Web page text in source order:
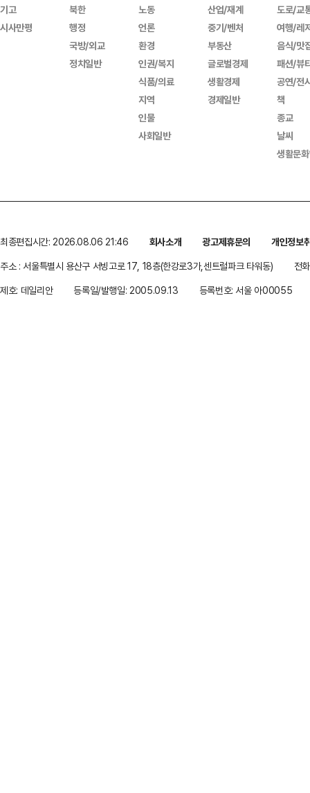
기고
시사만평
북한
행정
국방/외교
정치일반
노동
언론
환경
인권/복지
식품/의료
지역
인물
사회일반
산업/재계
중기/벤처
부동산
글로벌경제
생활경제
경제일반
도로/교
여행/레
음식/맛
패션/뷰
공연/전
책
종교
날씨
생활문
최종편집시간: 2026.08.06 21:46 회사소개 광고제휴문의
개인정보
주소 : 서울특별시 용산구 서빙고로 17, 18층(한강로3가,센트럴파크 타워동)
전
제호: 데일리안
등록일/발행일: 2005.09.13 등록번호: 서울 아00055